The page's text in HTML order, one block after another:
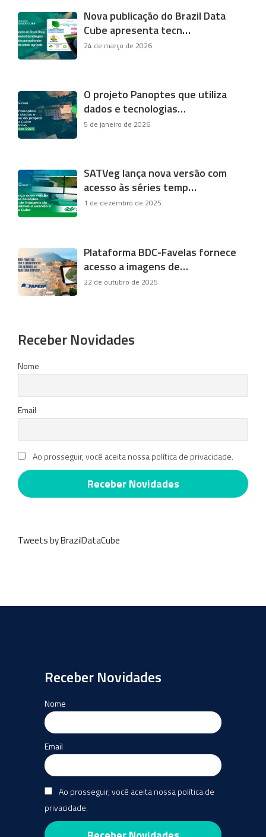
Nova publicação do Brazil Data
Cube apresenta tecn…
24 de março de 2026
O projeto Panoptes que utiliza
dados e tecnologias…
5 de janeiro de 2026
SATVeg lança nova versão com
acesso às séries temp…
1 de dezembro de 2025
Plataforma BDC-Favelas fornece
acesso a imagens de…
22 de outubro de 2025
Receber Novidades
Nome
Email
Ao prosseguir, você aceita nossa política de privacidade.
Tweets by BrazilDataCube
Receber Novidades
Nome
Email
Ao prosseguir, você aceita nossa política de
privacidade.